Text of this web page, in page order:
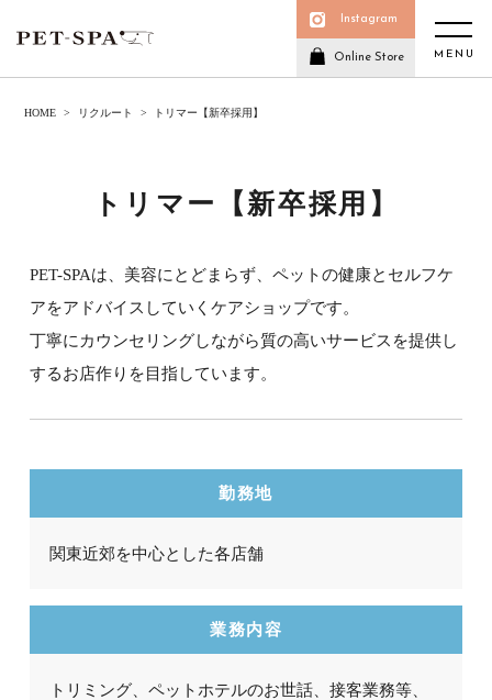
Instagram
Online Store MENU
HOME リクルート トリマー【新卒採用】
トリマー【新卒採用】
PET-SPAは、美容にとどまらず、ペットの健康とセルフケ
アをアドバイスしていくケアショップです。
丁寧にカウンセリングしながら質の高いサービスを提供し
するお店作りを目指しています。
勤務地
関東近郊を中心とした各店舗
業務内容
トリミング、ペットホテルのお世話、接客業務等、